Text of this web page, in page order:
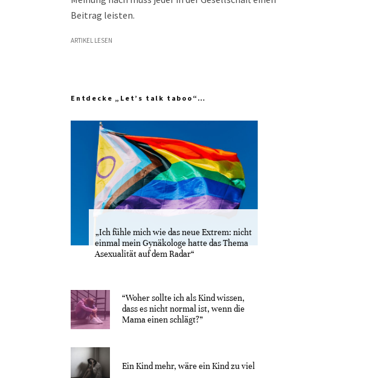
Beitrag leisten.
ARTIKEL LESEN
Entdecke „Let’s talk taboo“…
„Ich fühle mich wie das neue Extrem: nicht
einmal mein Gynäkologe hatte das Thema
Asexualität auf dem Radar“
“Woher sollte ich als Kind wissen,
dass es nicht normal ist, wenn die
Mama einen schlägt?”
Ein Kind mehr, wäre ein Kind zu viel